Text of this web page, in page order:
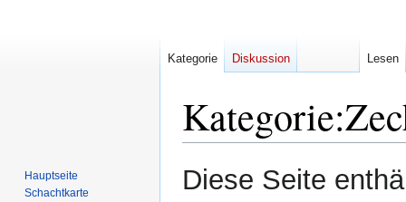
Kategorie:
Zur
Navigation
Zur
Suche
Diese Seite
Kategorie Diskussion Lesen
Hauptseite
Schachtkarte